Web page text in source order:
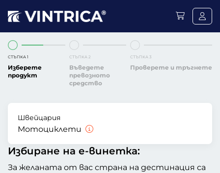
СТЪПКА 1
Изберете
продукт
СТЪПКА 2
Въведете
превозното
средство
СТЪПКА 3
Проверете и тръгнете
Швейцария
Мотоциклети
Избиране на е-винетка:
За желаната от вас страна на дестинация са